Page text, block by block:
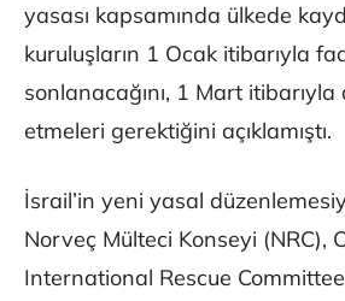
yasası kapsamında ülkede
kuruluşların 1 Ocak itibarıyla
sonlanacağını, 1 Mart
etmeleri gerektiğini açıklamıştı.
İsrail’in yeni yasal
Norveç Mülteci Konseyi (NRC),
International Rescue